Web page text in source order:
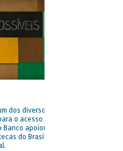
dos diversos
o acesso à
apoiou
do Brasil e